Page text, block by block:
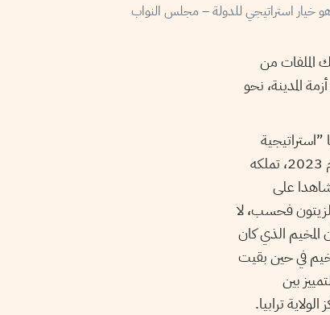
الملفات من
المدينة، نحو
”استراتيجية
كمال الفقيه“، وذلك بتفكيك مخيّم هنشير بن فرحات في العامرة وهو مخيّم تكون منذ منتصف العام 2023، تملكه
على
فحسب، لا
الذي كان
في حين بقيت
بين
ترابيا.